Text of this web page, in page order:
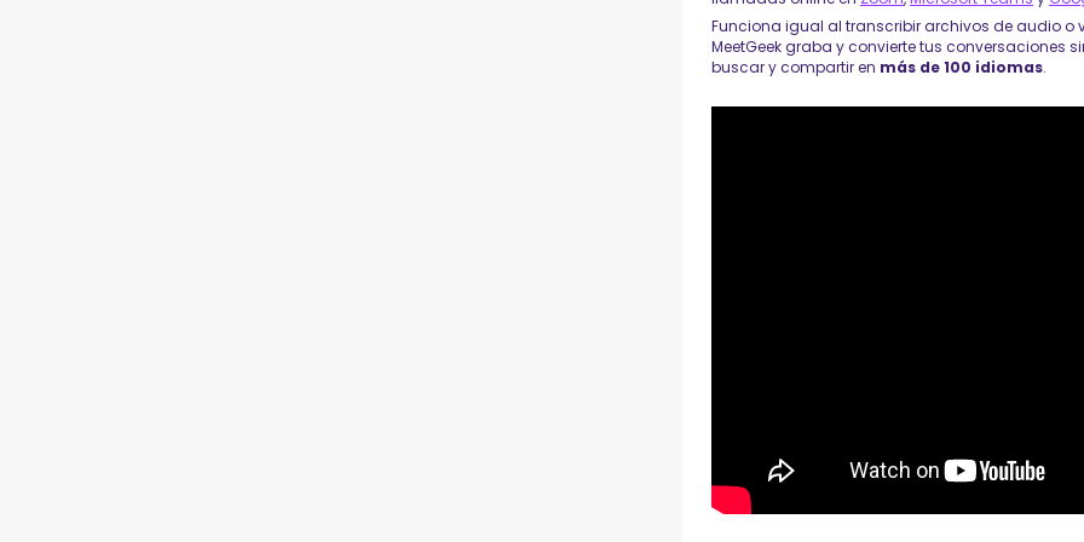
Funciona igual al transcribir archivos de audio o
MeetGeek graba y convierte tus conversaciones
buscar y compartir en más de 100 idiomas.